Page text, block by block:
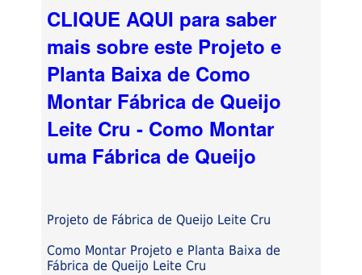
CLIQUE AQUI para saber
mais sobre este Projeto e
Planta Baixa de Como
Montar Fábrica de Queijo
Leite Cru - Como Montar
uma Fábrica de Queijo
Projeto de Fábrica de Queijo Leite Cru
Como Montar Projeto e Planta Baixa de
Fábrica de Queijo Leite Cru